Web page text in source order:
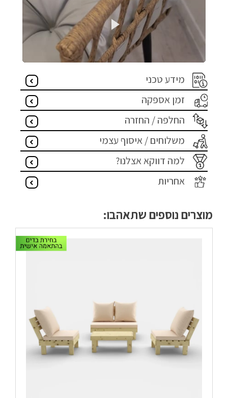
מידע טכני
זמן אספקה
החלפה / החזרה
משלוחים / איסוף עצמי
למה דווקא אצלנו?
אחריות
מוצרים נוספים שתאהבו: